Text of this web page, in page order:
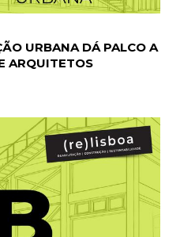
URBANA DÁ PALCO A
ARQUITETOS